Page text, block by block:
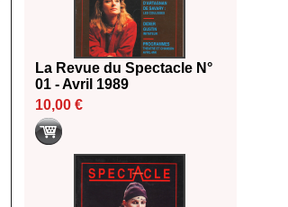
Nomination de Nathalie
Garraud et Olivier Saccomano à
la direction du Théâtre de
Gennevilliers - CDN
13/06/2026
Dispositif SACD Auteurs
d'espaces : les lauréats 2026
La Revue du Spectacle N°
01 - Avril 1989
10,00 €